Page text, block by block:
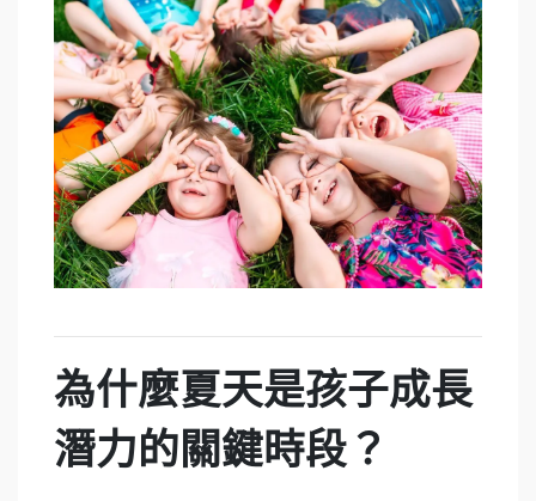
為什麼夏天是孩子成長
潛力的關鍵時段？